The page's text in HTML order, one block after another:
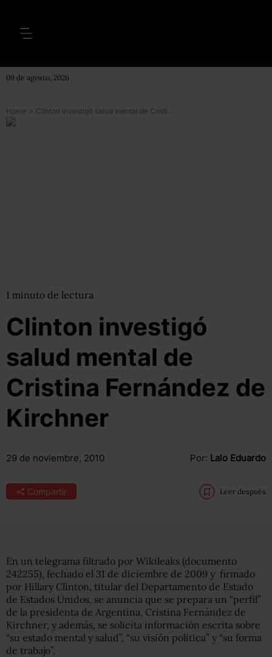
09 de agosto, 2026
Home > Clinton investigó salud mental de Cristina Fernández de Kirchner
1 minuto de lectura
Clinton investigó
salud mental de
Cristina Fernández de
Kirchner
29 de noviembre, 2010 Por: Lalo Eduardo
Compartir Leer después
En un telegrama filtrado por Wikileaks (documento
242255), fechado el 31 de diciembre de 2009 y firmado
por Hillary Clinton, titular del Departamento de Estado
de Estados Unidos, se anuncia que se prepara un “perfil”
de la presidenta de Argentina, Cristina Fernández de
Kirchner, y además, se solicita información escrita sobre
“su estado mental y salud”, “su visión política” y “su forma
de trabajo”.